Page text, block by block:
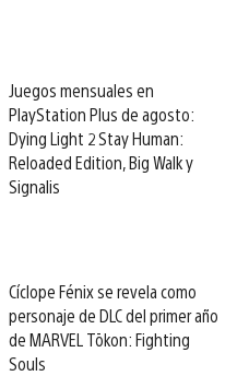
Juegos mensuales en
PlayStation Plus de agosto:
Dying Light 2 Stay Human:
Reloaded Edition, Big Walk y
Signalis
Cíclope Fénix se revela como
personaje de DLC del primer año
de MARVEL Tōkon: Fighting
Souls